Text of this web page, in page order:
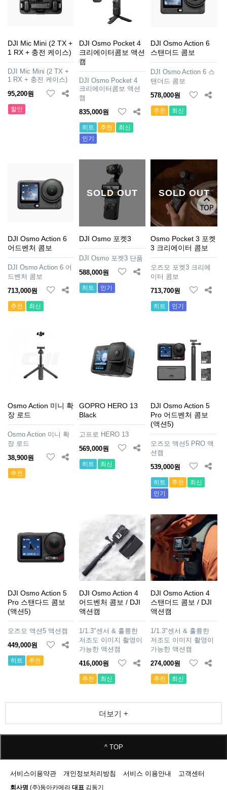
DJI Mic Mini (2 TX +
1 RX + 충전 케이스)
DJI Mic Mini (2 TX +
1 RX + 충전 케이스)
95,200원
할인
DJI Osmo Pocket 4
크리에이터콤보 액션
캠
DJI Osmo Pocket 4
크리에이터콤보 액션
캠
835,000원
히트 추천
최신
인기
DJI Osmo Action 6
스탠더드 콤보
DJI Osmo Action 6 스
탠더드 콤보
578,000원
추천 최신
DJI Osmo Action 6
어드벤처 콤보
DJI Osmo Action 6 어
드벤처 콤보
713,000원
추천 최신
SOLD OUT
DJI Osmo 포켓3
DJI Osmo 포켓3 단품
588,000원
히트 인기
SOLD OUT
Osmo Pocket 3 포켓
3 크리에이터 콤보
오즈모 포켓3 크리에
이터 콤보
713,700원
히트 인기
Osmo Action 미니 확
장 로드
Osmo Action 미니 확
장 로드
38,900원
추천
GOPRO HERO 13
Black
고프로 HERO 13
569,000원
히트 최신
DJI Osmo Action 5
Pro 어드벤처 콤보
(액션5)
오즈모 액션5 PRO 액
션캠
539,000원
히트 추천
최신
인기
DJI Osmo Action 5
Pro 스탠다드 콤보
(액션5)
오즈모 액션5 액션캠
449,000원
히트 추천
DJI Osmo Action 4
어드벤처 콤보 / DJI
액션캠
1/1.3"센서 & 훌륭한
저조도 이미지 촬영이
가능한 액션캠
416,000원
추천 최신
DJI Osmo Action 4
스탠더드 콤보 / DJI
액션캠
1/1.3"센서 & 훌륭한
저조도 이미지 촬영이
가능한 액션캠
274,000원
추천 최신
더보기 +
^ TOP
서비스이용약관 개인정보처리방침 서비스 이용안내 고객센터
회사명 (주)동아카메라 대표 김동기